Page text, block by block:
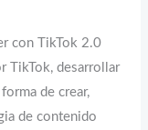
con TikTok 2.0
TikTok, desarrollar
de crear,
de contenido